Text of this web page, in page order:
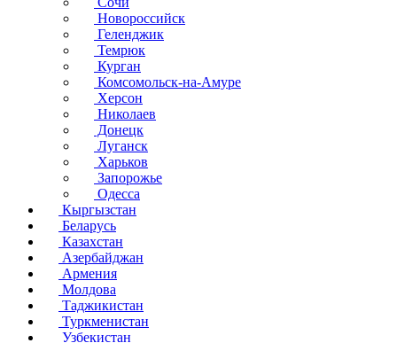
Новороссийск
Геленджик
Темрюк
Курган
Комсомольск-на-Амуре
Херсон
Николаев
Донецк
Луганск
Харьков
Запорожье
Одесса
Кыргызстан
Беларусь
Казахстан
Азербайджан
Армения
Молдова
Таджикистан
Туркменистан
Узбекистан